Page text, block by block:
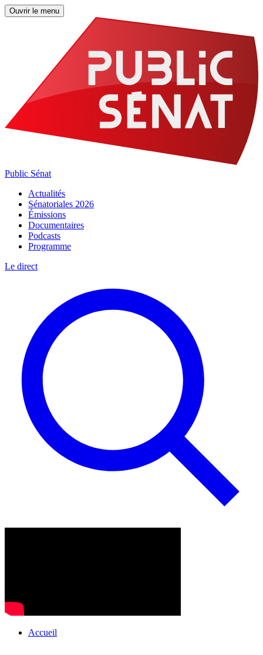
Ouvrir le menu
Public Sénat
Actualités
Sénatoriales 2026
Émissions
Documentaires
Podcasts
Programme
Le direct
Accueil